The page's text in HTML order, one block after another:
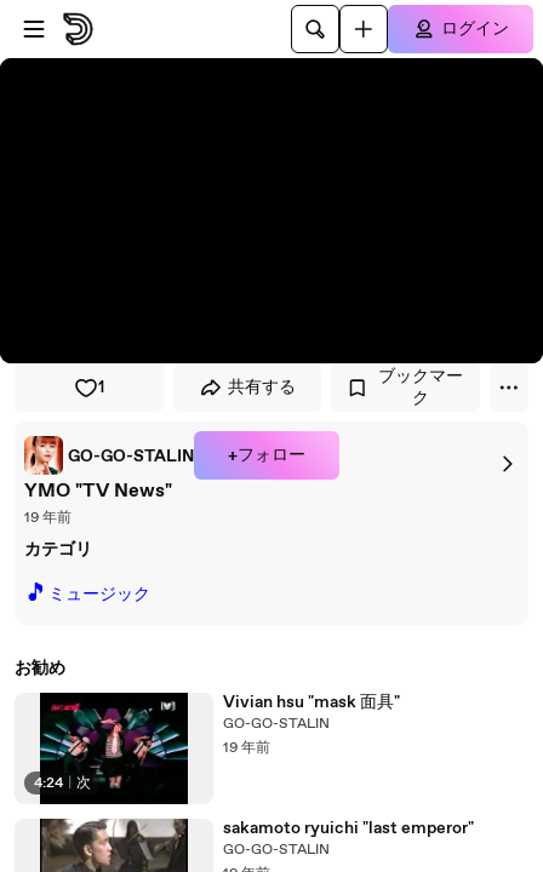
プレイヤーにスキップ
メインコンテンツにスキップ
ログイン
1 共有する
ブックマー
ク
GO-GO-STALIN +フォロー
YMO "TV News"
19 年前
カテゴリ
🎵 ミュージック
お勧め
4:24 次
Vivian hsu "mask 面具"
GO-GO-STALIN
19 年前
sakamoto ryuichi "last emperor"
GO-GO-STALIN